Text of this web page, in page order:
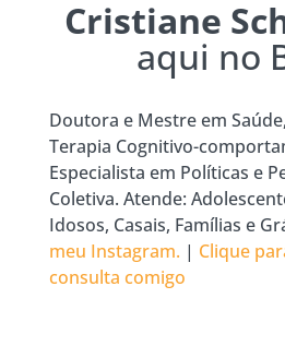
Cristiane
aqui no
Doutora e Mestre em
Terapia Cognitivo-
Especialista em Políticas e
Coletiva. Atende:
Idosos, Casais, Famílias e
meu Instagram. | Clique
consulta comigo